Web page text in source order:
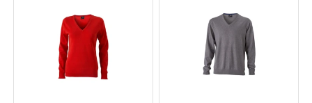
Oracal 451
Oracal 638
Redsail
GCC - Expert/Puma/Jaguar